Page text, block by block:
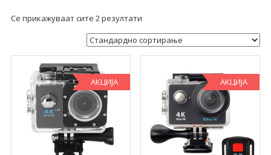
Се прикажуваат сите 2 резултати
АКЦИЈА АКЦИЈА